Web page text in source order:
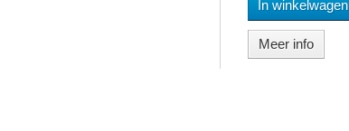
In winkelwagen
Meer info